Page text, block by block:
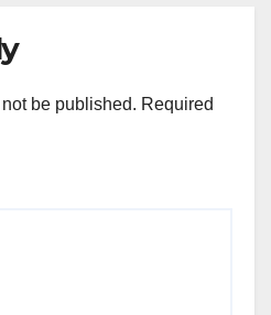
be published. Required